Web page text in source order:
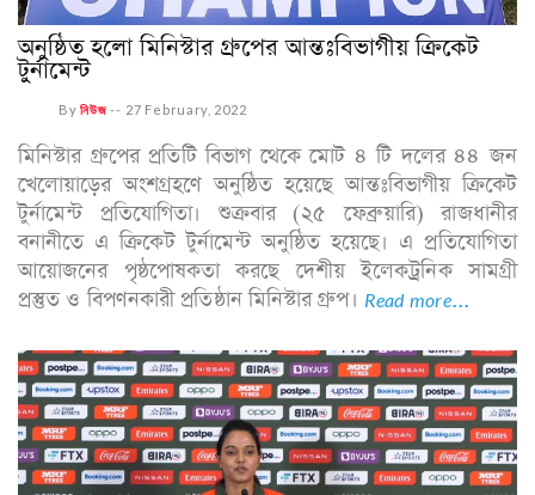
অনুষ্ঠিত হলো মিনিস্টার গ্রুপের আন্তঃবিভাগীয় ক্রিকেট
টুর্নামেন্ট
Byনিউজ -- 27 February, 2022
মিনিস্টার গ্রুপের প্রতিটি বিভাগ থেকে মোট ৪ টি দলের ৪৪ জন
খেলোয়াড়ের অংশগ্রহণে অনুষ্ঠিত হয়েছে আন্তঃবিভাগীয় ক্রিকেট
টুর্নামেন্ট প্রতিযোগিতা। শুক্রবার (২৫ ফেব্রুয়ারি) রাজধানীর
বনানীতে এ ক্রিকেট টুর্নামেন্ট অনুষ্ঠিত হয়েছে। এ প্রতিযোগিতা
আয়োজনের পৃষ্ঠপোষকতা করছে দেশীয় ইলেকট্রনিক সামগ্রী
প্রস্তুত ও বিপণনকারী প্রতিষ্ঠান মিনিস্টার গ্রুপ। Read more...